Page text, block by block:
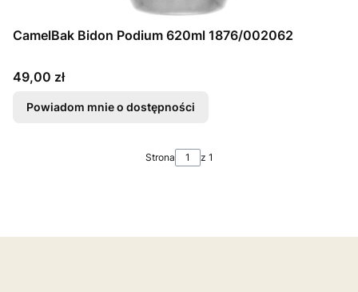
CamelBak Bidon Podium 620ml 1876/002062
Cena
49,00 zł
Powiadom mnie o dostępności
Strona z 1